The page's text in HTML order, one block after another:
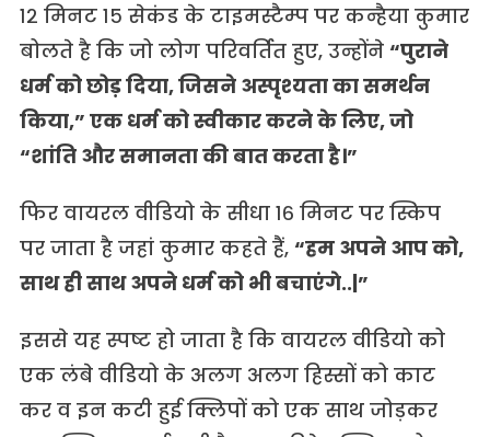
१२ मिनट १५ सेकंड के टाइमस्टैम्प पर कन्हैया कुमार
बोलते है कि जो लोग परिवर्तित हुए, उन्होंने “पुराने
धर्म को छोड़ दिया, जिसने अस्पृश्यता का समर्थन
किया,” एक धर्म को स्वीकार करने के लिए, जो
“शांति और समानता की बात करता है।”
फिर वायरल वीडियो के सीधा १६ मिनट पर स्किप
पर जाता है जहां कुमार कहते हैं, “हम अपने आप को,
साथ ही साथ अपने धर्म को भी बचाएंगे..|”
इससे यह स्पष्ट हो जाता है कि वायरल वीडियो को
एक लंबे वीडियो के अलग अलग हिस्सों को काट
कर व इन कटी हुई क्लिपों को एक साथ जोड़कर